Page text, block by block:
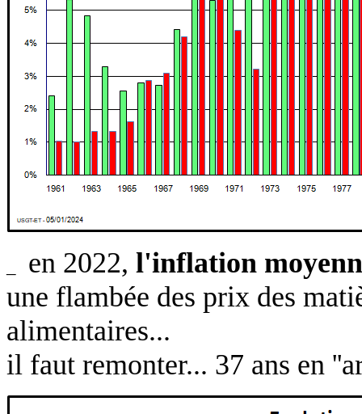
en 2022, l'inflation
une flambée des prix des
alimentaires...
il faut remonter... 37 ans en